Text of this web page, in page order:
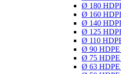
Ø 180
Ø 160
Ø 140
Ø 125
Ø 110
Ø 90 HDPE
Ø 75 HDPE
Ø 63 HDPE